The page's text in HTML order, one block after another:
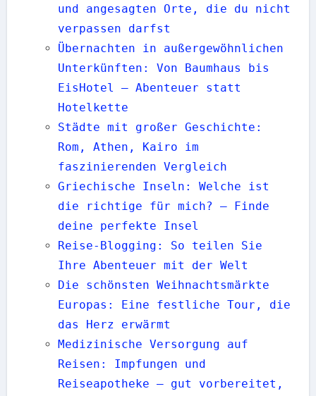
und angesagten Orte, die du nicht
verpassen darfst
Übernachten in außergewöhnlichen
Unterkünften: Von Baumhaus bis
EisHotel — Abenteuer statt
Hotelkette
Städte mit großer Geschichte:
Rom, Athen, Kairo im
faszinierenden Vergleich
Griechische Inseln: Welche ist
die richtige für mich? – Finde
deine perfekte Insel
Reise-Blogging: So teilen Sie
Ihre Abenteuer mit der Welt
Die schönsten Weihnachtsmärkte
Europas: Eine festliche Tour, die
das Herz erwärmt
Medizinische Versorgung auf
Reisen: Impfungen und
Reiseapotheke — gut vorbereitet,